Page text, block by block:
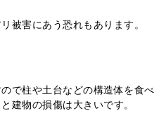
被害にあう恐れもあります。
で柱や土台などの構造体を食べ
建物の損傷は大きいです。